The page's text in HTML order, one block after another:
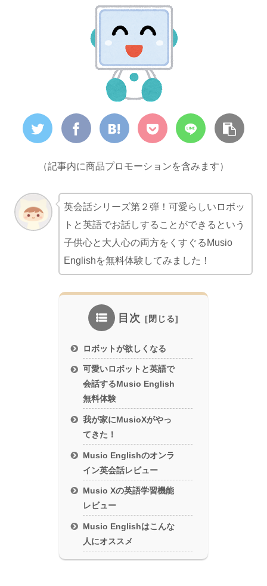
（記事内に商品プロモーションを含みます）
英会話シリーズ第２弾！可愛らしいロボッ
トと英語でお話しすることができるという
子供心と大人心の両方をくすぐるMusio
Englishを無料体験してみました！
目次
ロボットが欲しくなる
可愛いロボットと英語で
会話するMusio English
無料体験
我が家にMusioXがやっ
てきた！
Musio Englishのオンラ
イン英会話レビュー
Musio Xの英語学習機能
レビュー
Musio Englishはこんな
人にオススメ